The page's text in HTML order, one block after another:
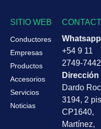
SITIO WEB
Conductores
Empresas
Productos
Accesorios
Servicios
Noticias
Whatsapp
+54 9 11
2749-7442
Dirección
Dardo
3194, 2
CP1640,
Martínez,